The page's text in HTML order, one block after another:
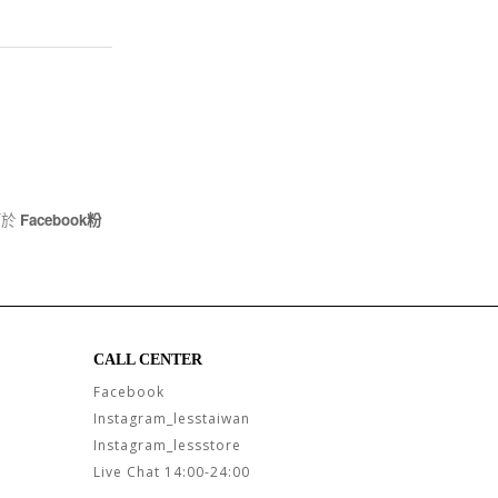
Facebook粉
CALL CENTER
Facebook
Instagram_lesstaiwan
Instagram_lessstore
Live Chat 14:00-24:00